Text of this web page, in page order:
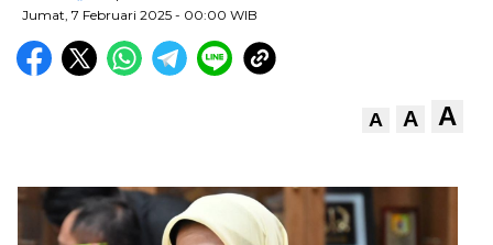
Jumat, 7 Februari 2025 - 00:00 WIB
A A A